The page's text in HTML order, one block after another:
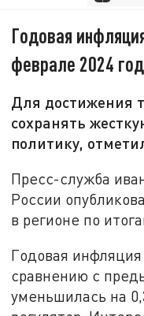
Годовая
феврале 2024
Для достижения
сохранять
политику,
Пресс-служба
России
в регионе по
Годовая
сравнению с
уменьшилась на